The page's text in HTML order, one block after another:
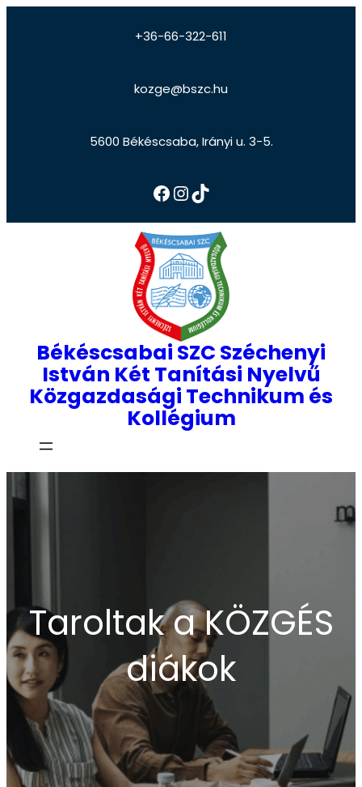
+36-66-322-611
kozge@bszc.hu
5600 Békéscsaba, Irányi u. 3-5.
Békéscsabai SZC Széchenyi
István Két Tanítási Nyelvű
Közgazdasági Technikum és
Kollégium
Taroltak a KÖZGÉS
diákok